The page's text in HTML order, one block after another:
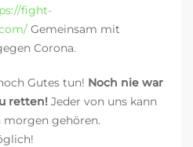
fight-
Gemeinsam mit
Corona.
Gutes tun! Noch nie war
retten! Jeder von uns kann
morgen gehören.